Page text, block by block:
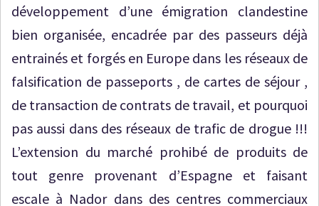
développement d’une émigration clandestine
bien organisée, encadrée par des passeurs déjà
entrainés et forgés en Europe dans les réseaux de
falsification de passeports , de cartes de séjour ,
de transaction de contrats de travail, et pourquoi
pas aussi dans des réseaux de trafic de drogue !!!
L’extension du marché prohibé de produits de
tout genre provenant d’Espagne et faisant
escale à Nador dans des centres commerciaux